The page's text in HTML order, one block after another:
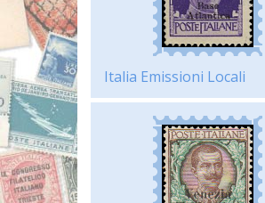
Italia Emissioni Locali